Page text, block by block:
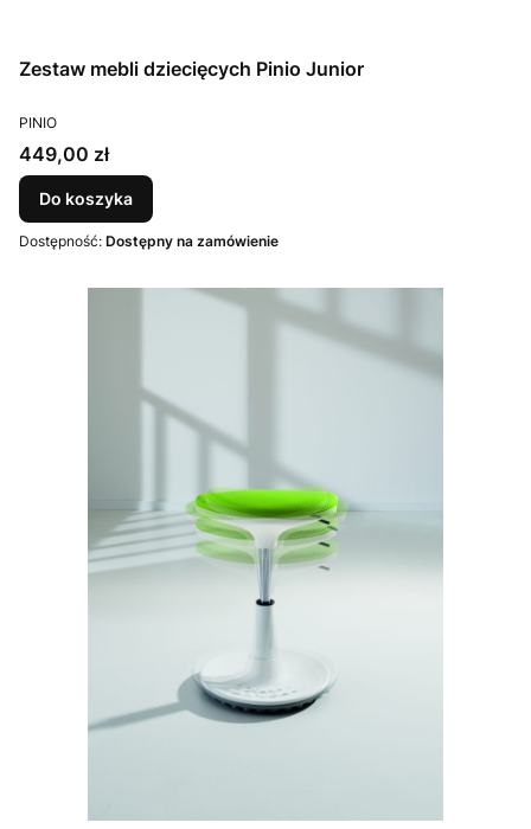
Zestaw mebli dziecięcych Pinio Junior
PRODUCENT
PINIO
Cena
449,00 zł
Do koszyka
Dostępność: Dostępny na zamówienie